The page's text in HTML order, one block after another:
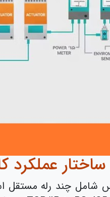
عملکرد
شامل چند رله مستقل